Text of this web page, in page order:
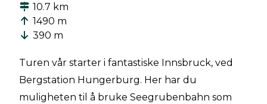
10.7 km
1490 m
390 m
Turen vår starter i fantastiske Innsbruck, ved
Bergstation Hungerburg. Her har du
muligheten til å bruke Seegrubenbahn som